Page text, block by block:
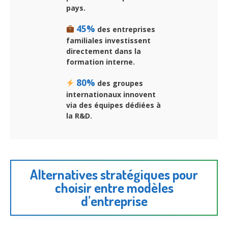
pays.
45% des entreprises
familiales investissent
directement dans la
formation interne.
80% des groupes
internationaux innovent
via des équipes dédiées à
la R&D.
Alternatives stratégiques pour
choisir entre modèles
d’entreprise